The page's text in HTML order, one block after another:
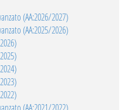
(AA:2026/2027)
(AA:2025/2026)
(AA:2021/2022)